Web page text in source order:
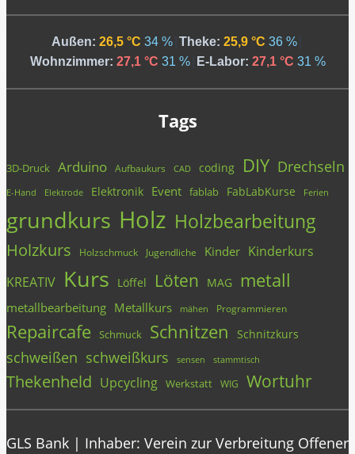
Außen: 26,5 °C 34 % Theke: 25,9 °C 36 %
Wohnzimmer: 27,1 °C 31 % E-Labor: 27,1 °C 31 %
Tags
3D-Druck Arduino Aufbaukurs CAD coding DIY Drechseln
E-Hand Elektrode Elektronik Event fablab FabLabKurse Ferien
grundkurs Holz Holzbearbeitung
Holzkurs Holzschmuck Jugendliche Kinder Kinderkurs
KREATIV Kurs Löffel Löten MAG metall
metallbearbeitung Metallkurs mähen Programmieren
Repaircafe Schmuck Schnitzen Schnitzkurs
schweißen schweißkurs sensen stammtisch
Thekenheld Upcycling Werkstatt WIG Wortuhr
GLS Bank | Inhaber: Verein zur Verbreitung Offener